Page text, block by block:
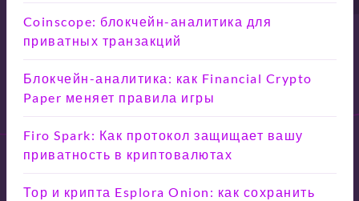
Coinscope: блокчейн-аналитика для
приватных транзакций
Блокчейн-аналитика: как Financial Crypto
Paper меняет правила игры
Firo Spark: Как протокол защищает вашу
приватность в криптовалютах
Тор и крипта Esplora Onion: как сохранить